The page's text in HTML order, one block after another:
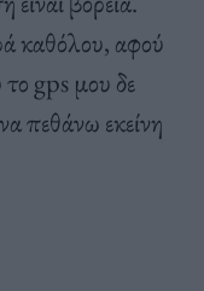
καθόλου, αφού
gps μου δε
πεθάνω εκείνη